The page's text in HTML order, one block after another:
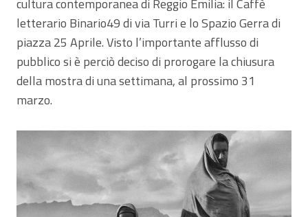
letterario Binario49 di via Turri e lo Spazio Gerra di
piazza 25 Aprile. Visto l’importante afflusso di
pubblico si è perciò deciso di prorogare la chiusura
della mostra di una settimana, al prossimo 31
marzo.